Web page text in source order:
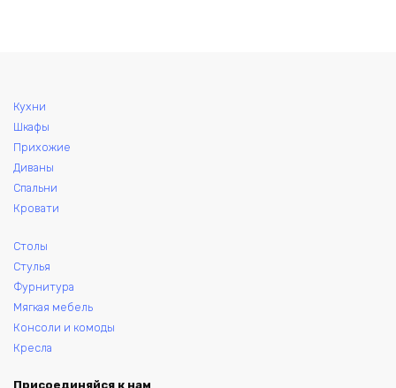
Кухни
Шкафы
Прихожие
Диваны
Спальни
Кровати
Столы
Стулья
Фурнитура
Мягкая мебель
Консоли и комоды
Кресла
Присоединяйся к нам